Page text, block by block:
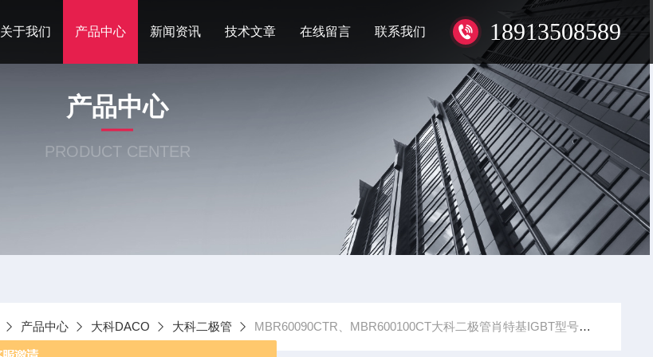
18913508589
关于我们 产品中心 新闻资讯 技术文章 在线留言 联系我们
产品中心
PRODUCT CENTER
产品中心 大科DACO 大科二极管 MBR60090CTR、MBR600100CT大科二极管肖特基IGBT型号齐全